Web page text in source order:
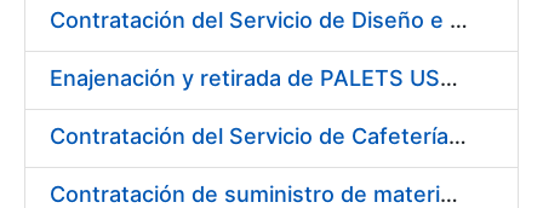
Contratación del Servicio de Diseño e Implantación de la Tienda Virtual de la FNMT-RCM
Enajenación y retirada de PALETS USADOS durante 2017
Contratación del Servicio de Cafetería-Restaurante en la Sede Central de la FNMT-RCM en Madrid
Contratación de suministro de materiales para dotar de redundancia los equipos informáticos de la FNMT-RCM